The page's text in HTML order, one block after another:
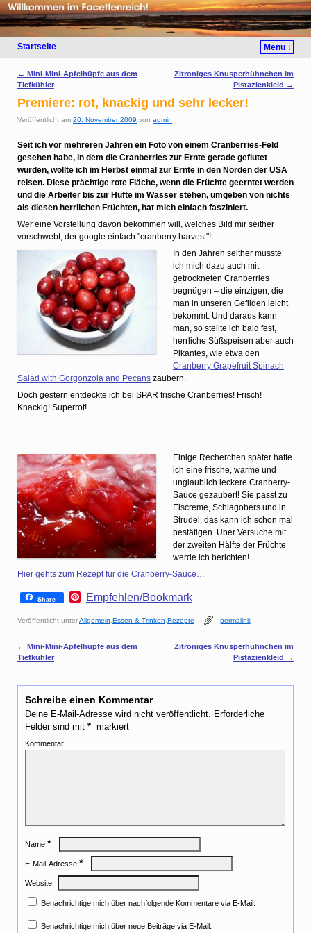
Startseite Menü ↓
Artikelnavigation
← Mini-Mini-Apfelhüpfe aus dem
Tiefkühler
Zitroniges Knusperhühnchen im
Pistazienkleid →
Premiere: rot, knackig und sehr lecker!
Veröffentlicht am 20. November 2009 von admin
Seit ich vor mehreren Jahren ein Foto von einem Cranberries-Feld
gesehen habe, in dem die Cranberries zur Ernte gerade geflutet
wurden, wollte ich im Herbst einmal zur Ernte in den Norden der USA
reisen. Diese prächtige rote Fläche, wenn die Früchte geerntet werden
und die Arbeiter bis zur Hüfte im Wasser stehen, umgeben von nichts
als diesen herrlichen Früchten, hat mich einfach fasziniert.
Wer eine Vorstellung davon bekommen will, welches Bild mir seither
vorschwebt, der google einfach "cranberry harvest"!
In den Jahren seither musste
ich mich dazu auch mit
getrockneten Cranberries
begnügen – die einzigen, die
man in unseren Gefilden leicht
bekommt. Und daraus kann
man, so stellte ich bald fest,
herrliche Süßspeisen aber auch
Pikantes, wie etwa den
Cranberry Grapefruit Spinach
Salad with Gorgonzola and Pecans zaubern.
Doch gestern entdeckte ich bei SPAR frische Cranberries! Frisch!
Knackig! Superrot!
Einige Recherchen später hatte
ich eine frische, warme und
unglaublich leckere Cranberry-
Sauce gezaubert! Sie passt zu
Eiscreme, Schlagobers und in
Strudel, das kann ich schon mal
bestätigen. Über Versuche mit
der zweiten Hälfte der Früchte
werde ich berichten!
Hier gehts zum Rezept für die Cranberry-Sauce…
Share
P
n
e
r
s
t
Empfehlen/Bookmark
Veröffentlicht unterAllgemein Essen & Trinken Rezepte permalink
Artikelnavigation
← Mini-Mini-Apfelhüpfe aus dem
Tiefkühler
Zitroniges Knusperhühnchen im
Pistazienkleid →
Schreibe einen Kommentar
Deine E-Mail-Adresse wird nicht veröffentlicht. Erforderliche
Felder sind mit * markiert
Kommentar
Name *
E-Mail-Adresse *
Website
Benachrichtige mich über nachfolgende Kommentare via E-Mail.
Benachrichtige mich über neue Beiträge via E-Mail.